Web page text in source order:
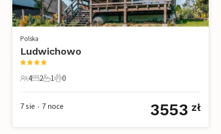
Polska
Ludwichowo
4 Goście
4
2 Sypialnie
2
1 Łazienka
1
0 Zwierzęta domowe
0
7 sie • 7 noce 3553 zł